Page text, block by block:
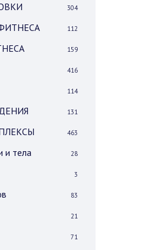
304
112
159
416
114
131
463
и тела 28
3
83
21
71